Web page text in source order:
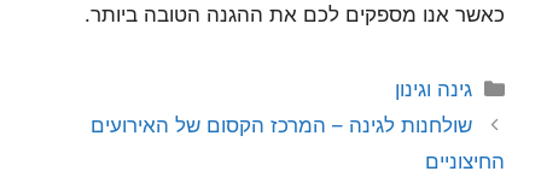
כאשר אנו מספקים לכם את ההגנה הטובה ביותר.
קטגוריות
גינה וגינון
שולחנות לגינה – המרכז הקסום של האירועים
החיצוניים